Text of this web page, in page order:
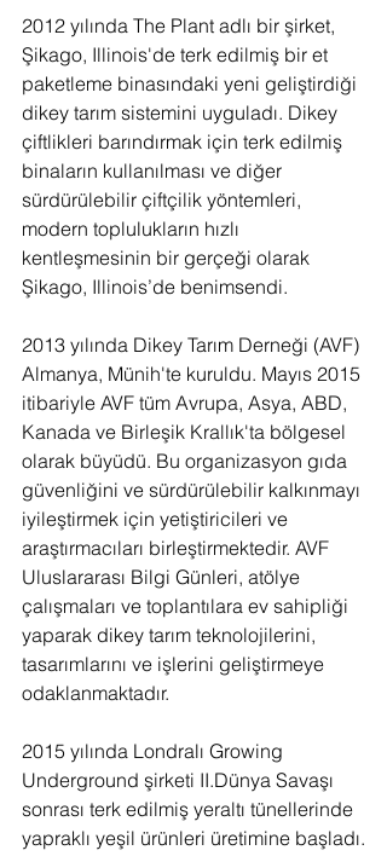
2012 yılında The Plant adlı bir şirket,
Şikago, Illinois'de terk edilmiş bir et
paketleme binasındaki yeni geliştirdiği
dikey tarım sistemini uyguladı. Dikey
çiftlikleri barındırmak için terk edilmiş
binaların kullanılması ve diğer
sürdürülebilir çiftçilik yöntemleri,
modern toplulukların hızlı
kentleşmesinin bir gerçeği olarak
Şikago, Illinois’de benimsendi.
2013 yılında Dikey Tarım Derneği (AVF)
Almanya, Münih'te kuruldu. Mayıs 2015
itibariyle AVF tüm Avrupa, Asya, ABD,
Kanada ve Birleşik Krallık'ta bölgesel
olarak büyüdü. Bu organizasyon gıda
güvenliğini ve sürdürülebilir kalkınmayı
iyileştirmek için yetiştiricileri ve
araştırmacıları birleştirmektedir. AVF
Uluslararası Bilgi Günleri, atölye
çalışmaları ve toplantılara ev sahipliği
yaparak dikey tarım teknolojilerini,
tasarımlarını ve işlerini geliştirmeye
odaklanmaktadır.
2015 yılında Londralı Growing
Underground şirketi II.Dünya Savaşı
sonrası terk edilmiş yeraltı tünellerinde
yapraklı yeşil ürünleri üretimine başladı.